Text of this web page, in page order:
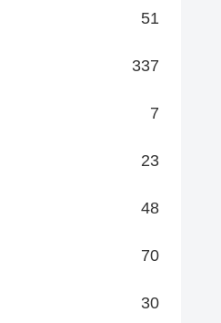
51
337
7
23
48
70
30